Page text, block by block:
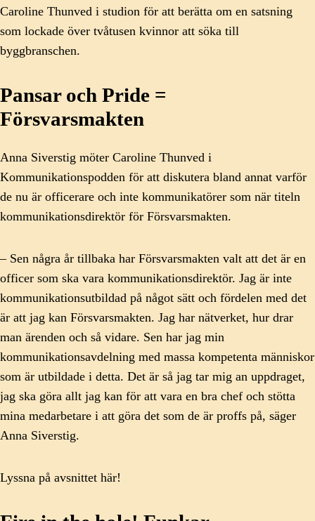
Caroline Thunved i studion för att berätta om en satsning
som lockade över tvåtusen kvinnor att söka till
byggbranschen.
Pansar och Pride =
Försvarsmakten
Anna Siverstig möter Caroline Thunved i
Kommunikationspodden för att diskutera bland annat varför
de nu är officerare och inte kommunikatörer som när titeln
kommunikationsdirektör för Försvarsmakten.
– Sen några år tillbaka har Försvarsmakten valt att det är en
officer som ska vara kommunikationsdirektör. Jag är inte
kommunikationsutbildad på något sätt och fördelen med det
är att jag kan Försvarsmakten. Jag har nätverket, hur drar
man ärenden och så vidare. Sen har jag min
kommunikationsavdelning med massa kompetenta människor
som är utbildade i detta. Det är så jag tar mig an uppdraget,
jag ska göra allt jag kan för att vara en bra chef och stötta
mina medarbetare i att göra det som de är proffs på, säger
Anna Siverstig.
Lyssna på avsnittet här!